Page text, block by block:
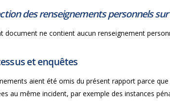
des renseignements personnels
document ne contient aucun renseignement
et enquêtes
aient été omis du présent rapport parce
au même incident, par exemple des instances